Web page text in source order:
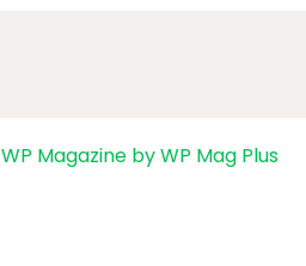
WP Magazine by WP Mag Plus